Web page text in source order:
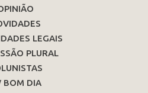
LEGAIS
PLURAL
BOM DIA